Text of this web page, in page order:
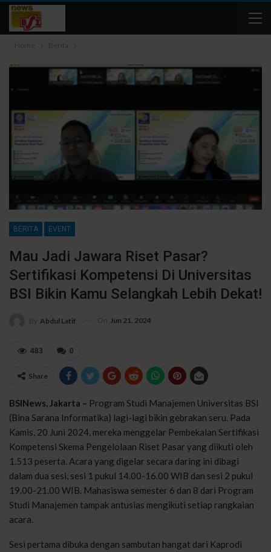
Home Berita
BERITA EVENT
Mau Jadi Jawara Riset Pasar?
Sertifikasi Kompetensi Di Universitas
BSI Bikin Kamu Selangkah Lebih Dekat!
By Abdul Latif On Jun 21, 2024
0
483
Share
BSINews, Jakarta – Program Studi Manajemen Universitas BSI
(Bina Sarana Informatika) lagi-lagi bikin gebrakan seru. Pada
Kamis, 20 Juni 2024, mereka menggelar Pembekalan Sertifikasi
Kompetensi Skema Pengelolaan Riset Pasar yang diikuti oleh
1.513 peserta. Acara yang digelar secara daring ini dibagi
dalam dua sesi, sesi 1 pukul 14.00-16.00 WIB dan sesi 2 pukul
19.00-21.00 WIB. Mahasiswa semester 6 dan 8 dari Program
Studi Manajemen tampak antusias mengikuti setiap rangkaian
acara.
Sesi pertama dibuka dengan sambutan hangat dari Kaprodi